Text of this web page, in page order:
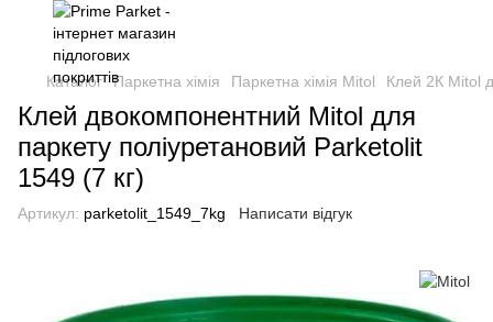
Каталог Паркетна хімія Паркетна хімія Mitol Клей 2К Mitol
Клей двокомпонентний Mitol для
паркету поліуретановий Parketolit
1549 (7 кг)
Артикул: parketolit_1549_7kg Написати відгук